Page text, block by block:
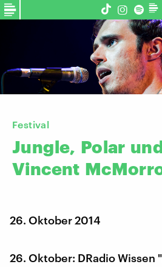
Festival
Jungle, Polar
Vincent
26. Oktober 2014
26. Oktober: DRadio Wissen